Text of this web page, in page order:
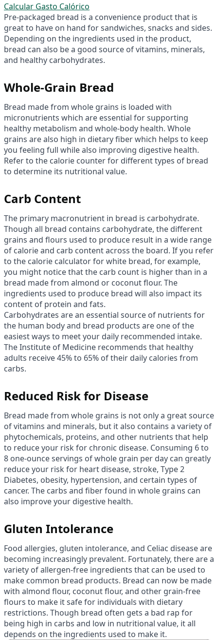
Calcular Gasto Calórico
Pre-packaged bread is a convenience product that is
great to have on hand for sandwiches, snacks and sides.
Depending on the ingredients used in the product,
bread can also be a good source of vitamins, minerals,
and healthy carbohydrates.
Whole-Grain Bread
Bread made from whole grains is loaded with
micronutrients which are essential for supporting
healthy metabolism and whole-body health. Whole
grains are also high in dietary fiber which helps to keep
you feeling full while also improving digestive health.
Refer to the calorie counter for different types of bread
to determine its nutritional value.
Carb Content
The primary macronutrient in bread is carbohydrate.
Though all bread contains carbohydrate, the different
grains and flours used to produce result in a wide range
of calorie and carb content across the board. If you refer
to the calorie calculator for white bread, for example,
you might notice that the carb count is higher than in a
bread made from almond or coconut flour. The
ingredients used to produce bread will also impact its
content of protein and fats.
Carbohydrates are an essential source of nutrients for
the human body and bread products are one of the
easiest ways to meet your daily recommended intake.
The Institute of Medicine recommends that healthy
adults receive 45% to 65% of their daily calories from
carbs.
Reduced Risk for Disease
Bread made from whole grains is not only a great source
of vitamins and minerals, but it also contains a variety of
phytochemicals, proteins, and other nutrients that help
to reduce your risk for chronic disease. Consuming 6 to
8 one-ounce servings of whole grain per day can greatly
reduce your risk for heart disease, stroke, Type 2
Diabetes, obesity, hypertension, and certain types of
cancer. The carbs and fiber found in whole grains can
also improve your digestive health.
Gluten Intolerance
Food allergies, gluten intolerance, and Celiac disease are
becoming increasingly prevalent. Fortunately, there are a
variety of allergen-free ingredients that can be used to
make common bread products. Bread can now be made
with almond flour, coconut flour, and other grain-free
flours to make it safe for individuals with dietary
restrictions. Though bread often gets a bad rap for
being high in carbs and low in nutritional value, it all
depends on the ingredients used to make it.